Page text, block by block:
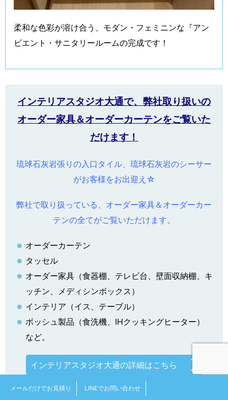
柔和な色彩が溶け合う、モダン・フェミニンな『アン
ビエント・サニタリールームの完成です！
インテリアスタジオ大通で、弊社取り扱いの
オーダー家具＆オーダーカーテンをご覧いた
だけます！
琉球石灰岩張りの入口タイル、琉球石灰岩のシーサー
がお客様をお出迎え☆
弊社で取り扱っている、オーダー家具＆オーダーカー
テンの全てがご覧いただけます。
オーダーカーテン
タッセル
オーダー家具（食器棚、テレビ台、壁面収納棚、キ
ッチン、メディシンボックス）
インテリア（イス、テーブル）
ボッシュ製品（食洗機、IHクッキングヒーター）
など。
インテリアスタジオ大通の詳細はこちら
札幌オーダーカーテン工房サイトはこちら
メールだけでお見積り LINEでお問い合わせ